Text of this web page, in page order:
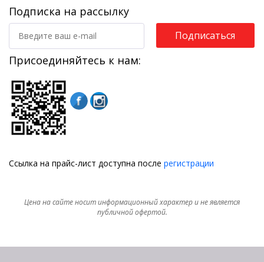
Подписка на рассылку
Подписаться
Присоединяйтесь к нам:
Ссылка на прайс-лист доступна после регистрации
Цена на сайте носит информационный характер и не является
публичной офертой.